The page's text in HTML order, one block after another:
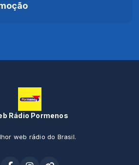
Rádio Pormenos
web rádio do Brasil.